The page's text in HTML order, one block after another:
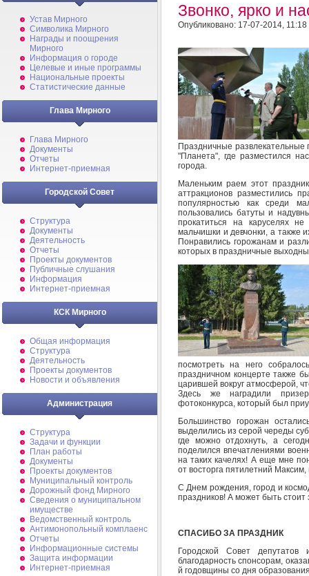
Устав Мирного
Символика Мирного
Награды и поощрения
Мирного
Информация о городе
Целевые и иные программы
Национальные проекты
Статистические данные
Глава Мирного
Глава Мирного
Документы
Отчеты
Интернет-приемная
Городской Совет
Структура
Документы
Деятельность
Отчеты
Проекты документов
Публичные слушания
Информация
Интернет-приемная
КСК Мирного
Общая информация
Структура
Деятельность
Проекты документов
Новости и объявления
Администрация
Структура
Задачи и функции
План работы
Документы
Проекты документов
Муниципальный контроль
Дорожный фонд Мирного
Cведения о муниципальном
имуществе
Ведомственный контроль
Антимонопольный комплаенс
Отчеты
Информационные системы
Защита информации
Интернет-приемная
Звонко, ярко и
Опубликовано: 17-07-2014, 11:18
Праздничные развлекательные
"Планета", где разместился
города.
Маленьким раем этот
аттракционов разместились
популярностью как среди
пользовались батуты и
прокатиться на каруселях
мальчишки и девчонки, а также
Понравились горожанам и
которых в праздничные
посмотреть на него
праздничном концерте также
царившей вокруг атмосферой,
Здесь же наградили
фотоконкурса, который был
Большинство горожан
выделились из серой череды
где можно отдохнуть, а
поделился впечатлениями
на таких качелях! А еще мне
от восторга пятилетний
С Днем рождения, город и
праздников! А может быть стоит
СПАСИБО ЗА ПРАЗДНИК
Городской Совет
благодарность спонсорам,
й годовщины со дня